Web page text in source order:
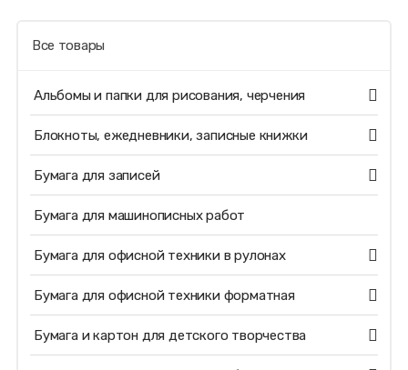
Все товары
Альбомы и папки для рисования, черчения
Блокноты, ежедневники, записные книжки
Бумага для записей
Бумага для машинописных работ
Бумага для офисной техники в рулонах
Бумага для офисной техники форматная
Бумага и картон для детского творчества